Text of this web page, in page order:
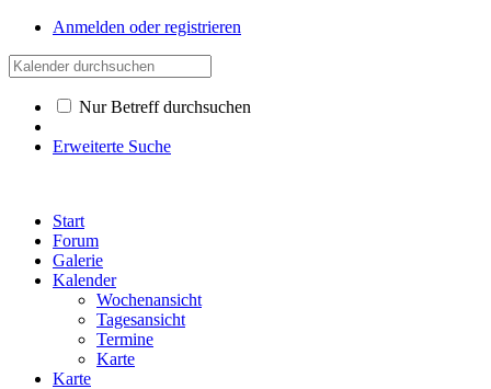
Anmelden oder registrieren
Nur Betreff durchsuchen
Erweiterte Suche
Start
Forum
Galerie
Kalender
Wochenansicht
Tagesansicht
Termine
Karte
Karte